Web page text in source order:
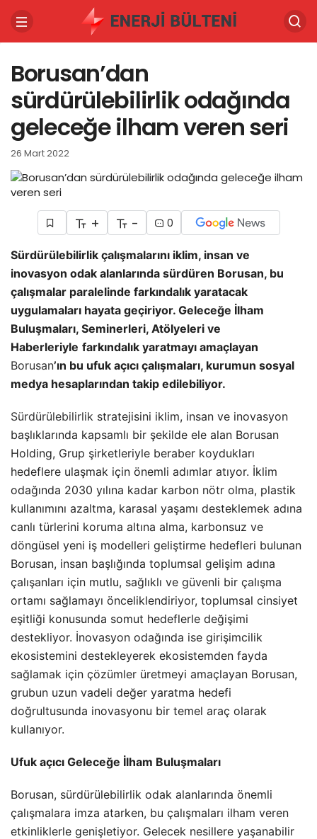
Borusan’dan
sürdürülebilirlik odağında
geleceğe ilham veren seri
26 Mart 2022
+ - 0
Sürdürülebilirlik çalışmalarını iklim, insan ve
inovasyon odak alanlarında sürdüren Borusan, bu
çalışmalar paralelinde farkındalık yaratacak
uygulamaları hayata geçiriyor. Geleceğe İlham
Buluşmaları, Seminerleri, Atölyeleri ve
Haberleriyle farkındalık yaratmayı amaçlayan
Borusan’ın bu ufuk açıcı çalışmaları, kurumun sosyal
medya hesaplarından takip edilebiliyor.
Sürdürülebilirlik stratejisini iklim, insan ve inovasyon
başlıklarında kapsamlı bir şekilde ele alan Borusan
Holding, Grup şirketleriyle beraber koydukları
hedeflere ulaşmak için önemli adımlar atıyor. İklim
odağında 2030 yılına kadar karbon nötr olma, plastik
kullanımını azaltma, karasal yaşamı desteklemek adına
canlı türlerini koruma altına alma, karbonsuz ve
döngüsel yeni iş modelleri geliştirme hedefleri bulunan
Borusan, insan başlığında toplumsal gelişim adına
çalışanları için mutlu, sağlıklı ve güvenli bir çalışma
ortamı sağlamayı önceliklendiriyor, toplumsal cinsiyet
eşitliği konusunda somut hedeflerle değişimi
destekliyor. İnovasyon odağında ise girişimcilik
ekosistemini destekleyerek ekosistemden fayda
sağlamak için çözümler üretmeyi amaçlayan Borusan,
grubun uzun vadeli değer yaratma hedefi
doğrultusunda inovasyonu bir temel araç olarak
kullanıyor.
Ufuk açıcı Geleceğe İlham Buluşmaları
Borusan, sürdürülebilirlik odak alanlarında önemli
çalışmalara imza atarken, bu çalışmaları ilham veren
etkinliklerle genişletiyor. Gelecek nesillere yaşanabilir